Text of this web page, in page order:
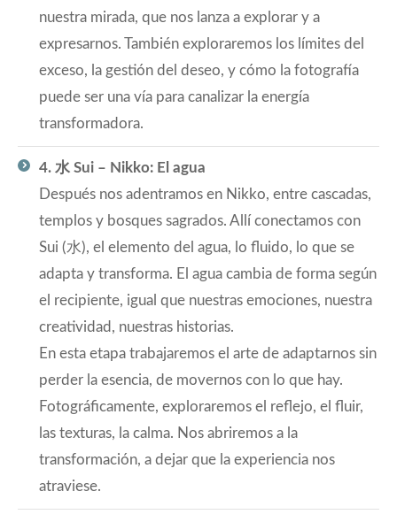
nuestra mirada, que nos lanza a explorar y a
expresarnos. También exploraremos los límites del
exceso, la gestión del deseo, y cómo la fotografía
puede ser una vía para canalizar la energía
transformadora.
4. 水 Sui – Nikko: El agua
Después nos adentramos en Nikko, entre cascadas,
templos y bosques sagrados. Allí conectamos con
Sui (水), el elemento del agua, lo fluido, lo que se
adapta y transforma. El agua cambia de forma según
el recipiente, igual que nuestras emociones, nuestra
creatividad, nuestras historias.
En esta etapa trabajaremos el arte de adaptarnos sin
perder la esencia, de movernos con lo que hay.
Fotográficamente, exploraremos el reflejo, el fluir,
las texturas, la calma. Nos abriremos a la
transformación, a dejar que la experiencia nos
atraviese.